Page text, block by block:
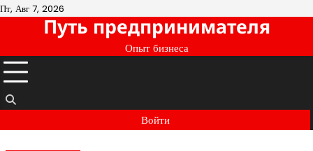
Перейти
содержимому
Пт, Авг 7, 2026
Путь предпринимателя
Опыт бизнеса
Войти